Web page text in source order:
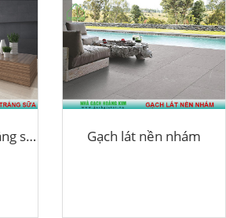
Gạch lát nền màu trắng sữa Gạch lát nền nhám